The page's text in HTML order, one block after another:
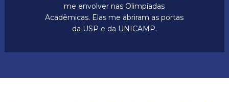
me envolver nas Olimpíadas
Acadêmicas. Elas me abriram as portas
da USP e da UNICAMP.